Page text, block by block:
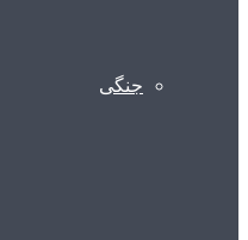
جنگی